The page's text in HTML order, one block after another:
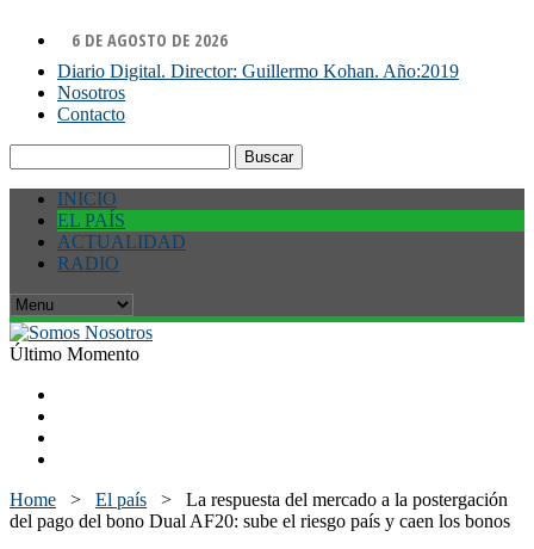
6 DE AGOSTO DE 2026
Diario Digital. Director: Guillermo Kohan. Año:2019
Nosotros
Contacto
INICIO
EL PAÍS
ACTUALIDAD
RADIO
Último Momento
Home > El país > La respuesta del mercado a la postergación
del pago del bono Dual AF20: sube el riesgo país y caen los bonos